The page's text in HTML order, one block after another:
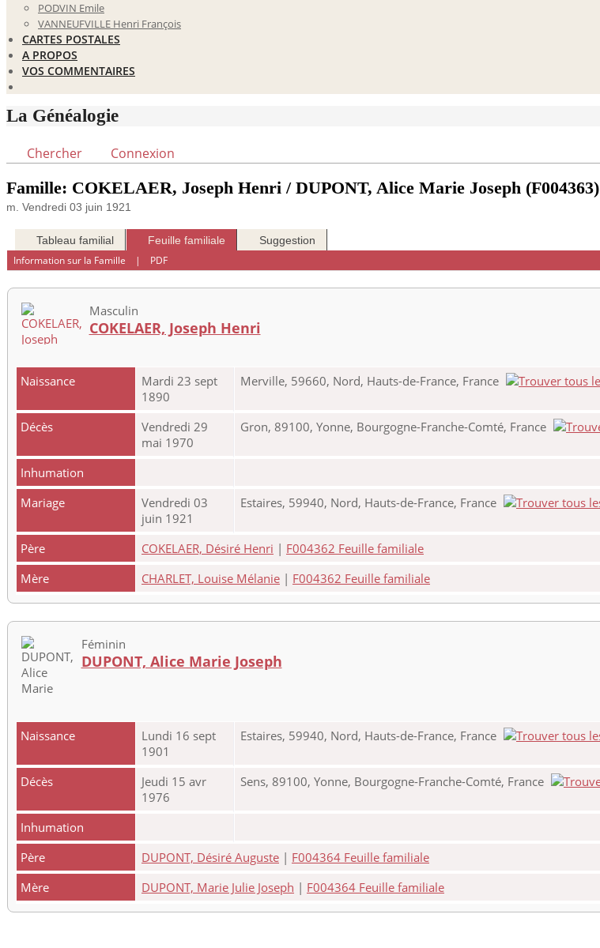
PODVIN Emile
VANNEUFVILLE Henri François
CARTES POSTALES
A PROPOS
VOS COMMENTAIRES
La Généalogie
Chercher Connexion
Famille: COKELAER, Joseph Henri / DUPONT, Alice Marie Joseph (F004363)
m. Vendredi 03 juin 1921
Tableau familial Feuille familiale Suggestion
Information sur la Famille | PDF
Masculin
COKELAER, Joseph Henri
Naissance
Mardi 23 sept
1890
Merville, 59660, Nord, Hauts-de-France, France
Décès
Vendredi 29
mai 1970
Gron, 89100, Yonne, Bourgogne-Franche-Comté, France
Inhumation
Mariage
Vendredi 03
juin 1921
Estaires, 59940, Nord, Hauts-de-France, France
Père COKELAER, Désiré Henri | F004362 Feuille familiale
Mère
CHARLET, Louise Mélanie | F004362 Feuille familiale
Féminin
DUPONT, Alice Marie Joseph
Naissance
Lundi 16 sept
1901
Estaires, 59940, Nord, Hauts-de-France, France
Décès
Jeudi 15 avr
1976
Sens, 89100, Yonne, Bourgogne-Franche-Comté, France
Inhumation
Père
DUPONT, Désiré Auguste | F004364 Feuille familiale
Mère
DUPONT, Marie Julie Joseph | F004364 Feuille familiale